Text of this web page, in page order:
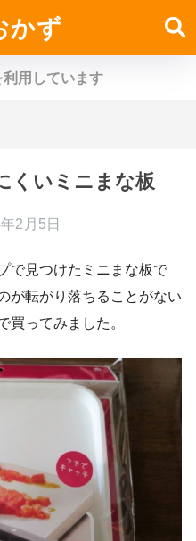
かず
用しています
くいミニまな板
2月5日
で見つけたミニまな板で
が転がり落ちることがない
買ってみました。